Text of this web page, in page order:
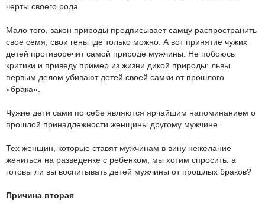
черты своего рода.
Мало того, закон природы предписывает самцу распространить
свое семя, свои гены где только можно. А вот принятие чужих
детей противоречит самой природе мужчины. Не побоюсь
критики и приведу пример из жизни дикой природы: львы
первым делом убивают детей своей самки от прошлого
«брака».
Чужие дети сами по себе являются ярчайшим напоминанием о
прошлой принадлежности женщины другому мужчине.
Тех женщин, которые ставят мужчинам в вину нежелание
жениться на разведенке с ребенком, мы хотим спросить: а
готовы ли вы воспитывать детей мужчины от прошлых браков?
Причина вторая